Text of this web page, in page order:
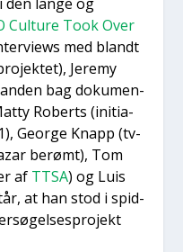
Cul­tu­re Took Over
med blandt
Jere­my
bag doku­men­
Roberts (ini­ti­a­
Geor­ge Knapp (tv-
berømt), Tom
af TTSA) og Luis
at han stod i spid­